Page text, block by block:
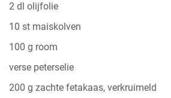
2 dl olijfolie
10 st maiskolven
100 g room
verse peterselie
200 g zachte fetakaas, verkruimeld